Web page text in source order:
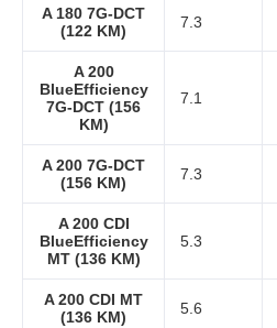
A 180 7G-DCT
(122 KM)
7.3
A 200
BlueEfficiency
7G-DCT (156
KM)
7.1
A 200 7G-DCT
(156 KM)
7.3
A 200 CDI
BlueEfficiency
MT (136 KM)
5.3
A 200 CDI MT
(136 KM)
5.6